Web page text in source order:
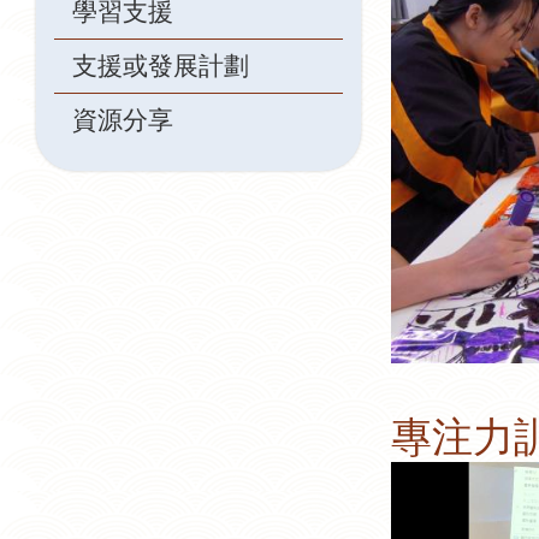
專注力
學習支援
支援或發展計劃
資源分享